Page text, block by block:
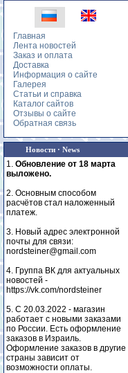
Главная
Лента новостей
Заказ и оплата
Доставка
Информация о сайте
Галерея
Статьи и справка
Каталог сайтов
Отзывы о сайте
Обратная связь
Новости · News
1. Обновление от 18 марта
выложено.
2. Основным способом
расчётов стал наложенный
платеж.
3. Новый адрес электронной
почты для связи:
nordsteiner@gmail.com
4. Группа ВК для актуальных
новостей -
https://vk.com/nordsteiner
5. С 20.03.2022 - магазин
работает с новыми заказами
по России. Есть оформление
заказов в Израиль.
Оформление заказов в другие
страны зависит от
возможности оплаты.